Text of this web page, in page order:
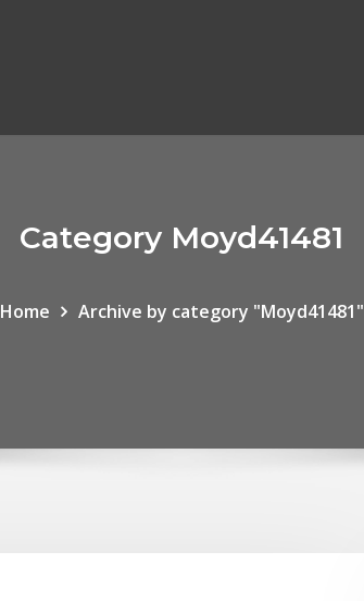
Category Moyd41481
Home Archive by category "Moyd41481"